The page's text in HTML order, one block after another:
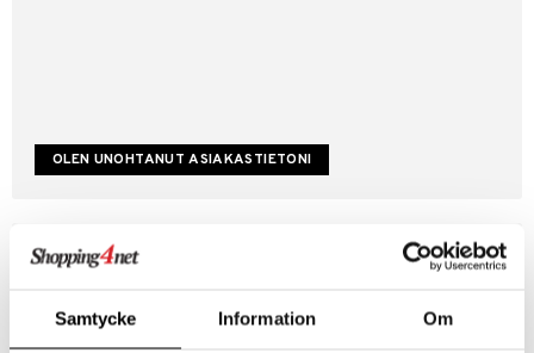
Samtycke Information Om
Luo uusi asiakas
Tilauksen tila & historiikki
Kestotilaus